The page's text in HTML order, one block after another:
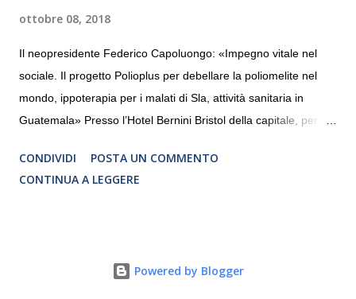
ottobre 08, 2018
Il neopresidente Federico Capoluongo: «Impegno vitale nel
sociale. Il progetto Polioplus per debellare la poliomelite nel
mondo, ippoterapia per i malati di Sla, attività sanitaria in
Guatemala» Presso l’Hotel Bernini Bristol della capitale, per la
programmazione del Rotary Club Roma Sud-Est che festeggia
i quaranta anni di attività. Un’occasione per raccontare al
riguardano sia il territorio che le missioni all’estero in paesi in
CONDIVIDI
POSTA UN COMMENTO
CONTINUA A LEGGERE
Powered by Blogger